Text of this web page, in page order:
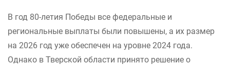
В год 80-летия Победы все федеральные и
региональные выплаты были повышены, а их размер
на 2026 год уже обеспечен на уровне 2024 года.
Однако в Тверской области принято решение о